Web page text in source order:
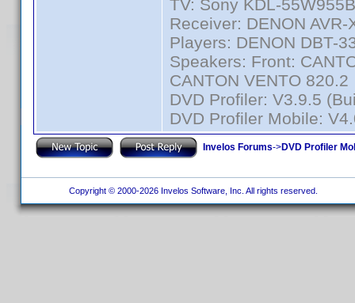
TV: Sony KDL-55W955B
Receiver: DENON AVR-
Players: DENON DBT-
Speakers: Front:
CANTON VENTO 820.2
DVD Profiler: V3.9.5
DVD Profiler Mobile:
Invelos Forums->DVD Profiler
Copyright © 2000-2026 Invelos Software, Inc. All rights reserved.